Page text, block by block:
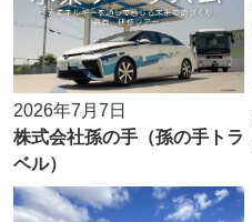
2026年7月7日
株式会社孫の手（孫の手トラ
ベル）